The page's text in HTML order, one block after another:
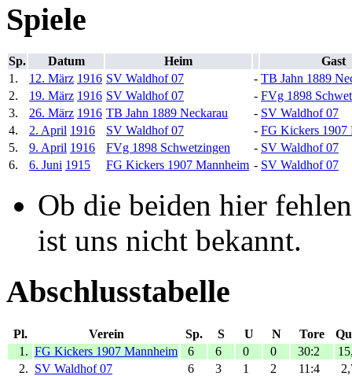
Spiele
Sp. Datum Heim
Gast
1.
12. März 1916 SV Waldhof 07 - TB Jahn 1889
2.
19. März 1916 SV Waldhof 07 - FVg 1898
3.
26. März 1916 TB Jahn 1889 Neckarau - SV Waldhof 07
4.
2. April 1916 SV Waldhof 07 - FG Kickers 1907
5.
9. April 1916 FVg 1898 Schwetzingen - SV Waldhof 07
6.
6. Juni 1915 FG Kickers 1907 Mannheim - SV Waldhof 07
Ob die beiden hier
ist uns nicht bekannt.
Abschlusstabelle
Pl. Verein Sp. S U N Tore
1. FG Kickers 1907 Mannheim 6 6 0 0 30:2
2. SV Waldhof 07 6 3 1 2 11:4